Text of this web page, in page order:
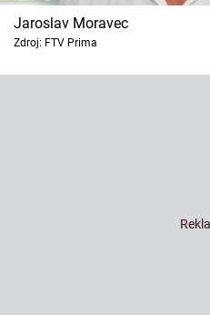
Jaroslav Moravec
Zdroj: FTV Prima